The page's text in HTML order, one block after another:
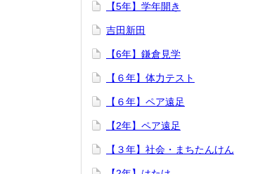
【5年】学年開き
吉田新田
【6年】鎌倉見学
【６年】体力テスト
【６年】ペア遠足
【2年】ペア遠足
【３年】社会・まちたんけん